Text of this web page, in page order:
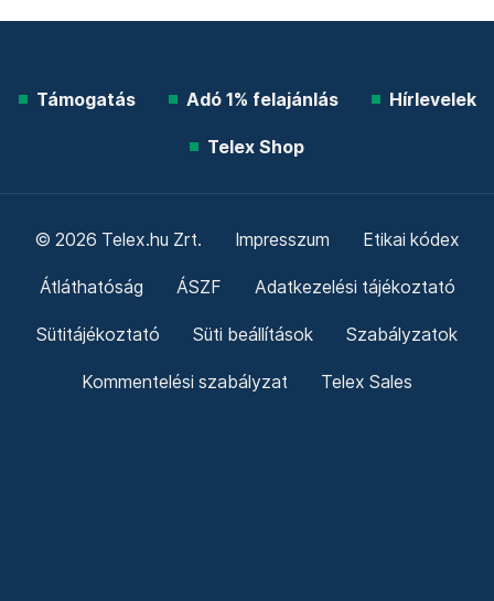
Támogatás Adó 1% felajánlás Hírlevelek
Telex Shop
© 2026 Telex.hu Zrt. Impresszum Etikai kódex
Átláthatóság ÁSZF Adatkezelési tájékoztató
Sütitájékoztató Süti beállítások Szabályzatok
Kommentelési szabályzat Telex Sales